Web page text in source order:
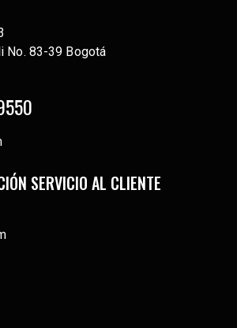
No. 83-39 Bogotá
SERVICIO AL CLIENTE